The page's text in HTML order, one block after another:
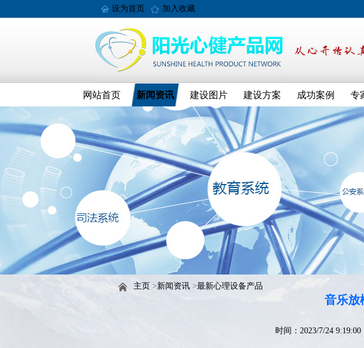
设为首页 加入收藏
网站首页 新闻资讯 建设图片 建设方案 成功案例 专
主页 >新闻资讯 >最新心理设备产品
音乐放
时间：2023/7/24